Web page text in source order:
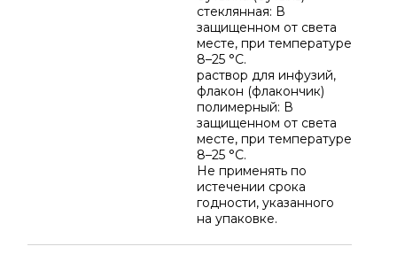
стеклянная: В
защищенном от света
месте, при температуре
8–25 °C.
раствор для инфузий,
флакон (флакончик)
полимерный: В
защищенном от света
месте, при температуре
8–25 °C.
Не применять по
истечении срока
годности, указанного
на упаковке.